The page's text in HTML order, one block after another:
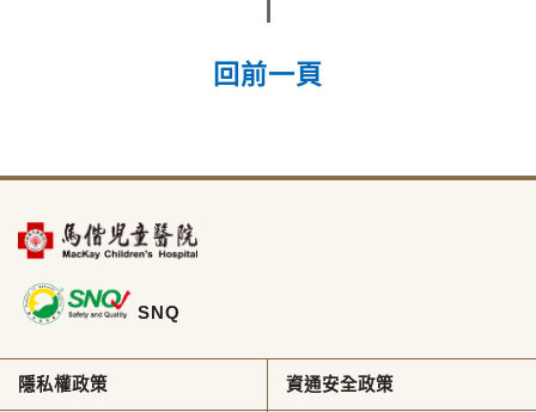
回前一頁
SNQ
隱私權政策 資通安全政策